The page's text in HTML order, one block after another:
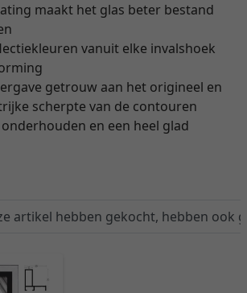
maakt het glas beter bestand
vanuit elke invalshoek
getrouw aan het origineel en
scherpte van de contouren
en een heel glad
artikel hebben gekocht, hebben ook